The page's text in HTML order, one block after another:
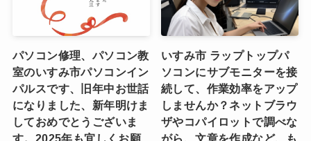
パソコン修理、パソコン教
室のいすみ市パソコンイン
パルスです、旧年中お世話
になりました、新年明けま
しておめでとうございま
いすみ市 ラップトップパ
ソコンにサブモニターを接
続して、作業効率をアップ
しませんか？ネットブラウ
ザやコパイロットで調べな